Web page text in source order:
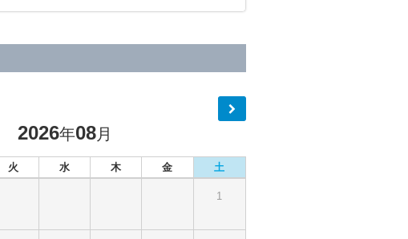
2026年08月
火 水 木 金 土
1